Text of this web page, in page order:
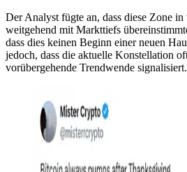
Der Analyst fügte an, dass diese Zone
weitgehend mit Markttiefs
dass dies keinen Beginn einer neuen
jedoch, dass die aktuelle Konstellation
vorübergehende Trendwende signalisiert.